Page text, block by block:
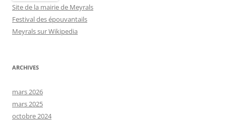
Site de la mairie de Meyrals
Festival des épouvantails
Meyrals sur Wikipedia
ARCHIVES
mars 2026
mars 2025
octobre 2024